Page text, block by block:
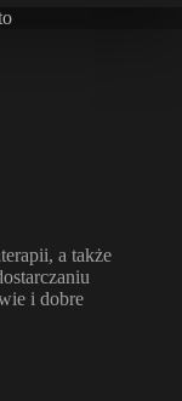
a także
i dobre